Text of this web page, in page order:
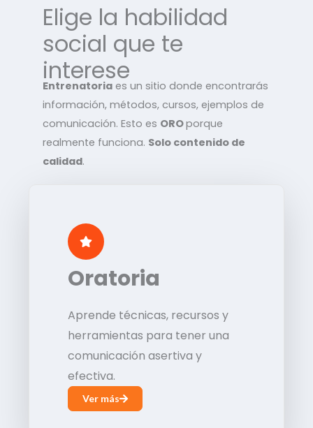
Elige la habilidad
social que te
interese
Entrenatoria es un sitio donde encontrarás
información, métodos, cursos, ejemplos de
comunicación. Esto es OROporque
realmente funciona. Solo contenido de
calidad.
Oratoria
Aprende técnicas, recursos y
herramientas para tener una
comunicación asertiva y
efectiva.
Ver más